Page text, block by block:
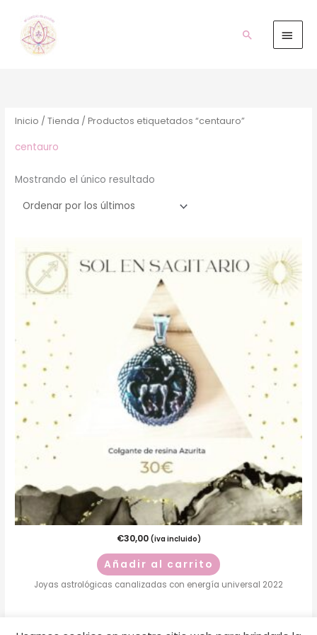
contenido
Buscar
Inicio /Tienda / Productos etiquetados “centauro”
centauro
Mostrando el único resultado
€30,00 (iva incluido)
Añadir al carrito
Joyas astrológicas canalizadas con energía universal 2022